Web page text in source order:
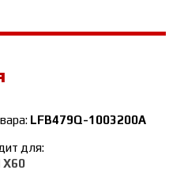
LFB479Q-1003200A
для:
Х60